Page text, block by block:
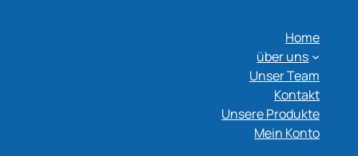
Home
über uns
Unser Team
Kontakt
Unsere Produkte
Mein Konto